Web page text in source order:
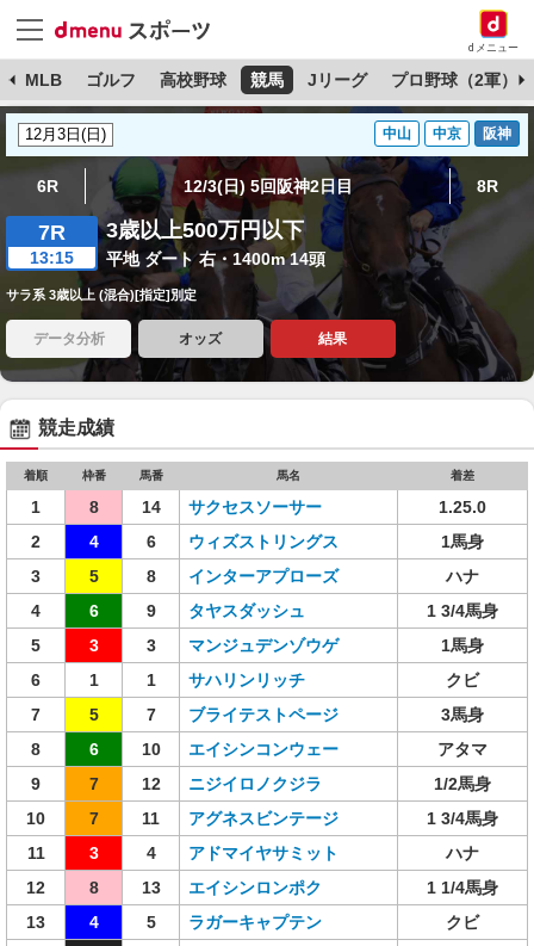
dメニュー
MLB ゴルフ 高校野球 競馬 Jリーグ プロ野球（2軍）
中山 中京 阪神
6R 12/3(日) 5回阪神2日目 8R
7R
13:15
3歳以上500万円以下
平地 ダート 右・1400m 14頭
サラ系 3歳以上 (混合)[指定]別定
データ分析 オッズ 結果
競走成績
着順 枠番 馬番 馬名 着差
1 8 14 サクセスソーサー
1.25.0
2
4 6 ウィズストリングス
1馬身
3
5 8 インターアプローズ
ハナ
4
6 9 タヤスダッシュ
1 3/4馬身
5
3 3 マンジュデンゾウゲ
1馬身
6
1 1 サハリンリッチ
クビ
7
5 7 ブライテストページ
3馬身
8
6 10 エイシンコンウェー
アタマ
9
7 12 ニジイロノクジラ
1/2馬身
10
7 11 アグネスビンテージ
1 3/4馬身
11
3 4 アドマイヤサミット
ハナ
12
8 13 エイシンロンポク
1 1/4馬身
13
4 5 ラガーキャプテン
クビ